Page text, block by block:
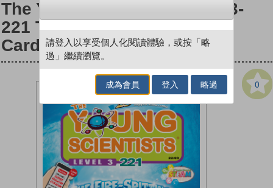
The Young Scientists Level 3-
221 The Fire Spitting
Cardinalfish
0
請登入以享受個人化閱讀體驗，或按「略
過」繼續瀏覽。
成為會員 登入 略過